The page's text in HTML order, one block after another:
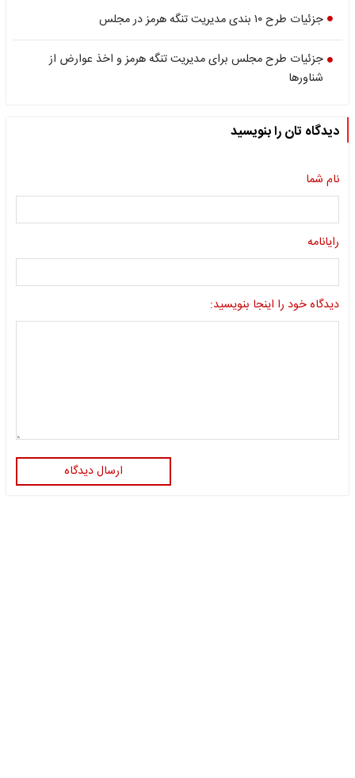
جزئیات طرح ۱۰ بندی مدیریت تنگه هرمز در مجلس
جزئیات طرح مجلس برای مدیریت تنگه هرمز و اخذ عوارض از
شناورها
دیدگاه تان را بنویسید
نام شما
رایانامه
دیدگاه خود را اینجا بنویسید:
ارسال دیدگاه